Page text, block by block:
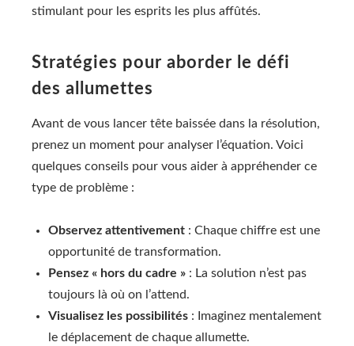
stimulant pour les esprits les plus affûtés.
Stratégies pour aborder le défi
des allumettes
Avant de vous lancer tête baissée dans la résolution,
prenez un moment pour analyser l’équation. Voici
quelques conseils pour vous aider à appréhender ce
type de problème :
Observez attentivement : Chaque chiffre est une
opportunité de transformation.
Pensez « hors du cadre » : La solution n’est pas
toujours là où on l’attend.
Visualisez les possibilités : Imaginez mentalement
le déplacement de chaque allumette.